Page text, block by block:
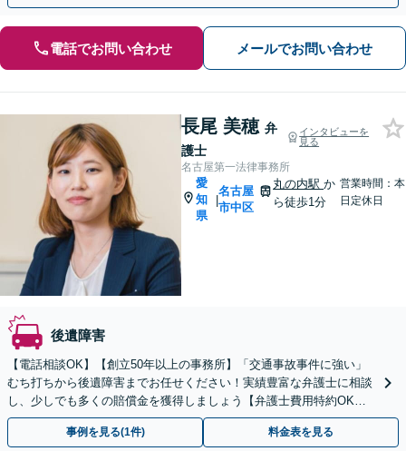
電話でお問い合わせ メールでお問い合わせ
長尾 美穂 弁
護士
インタビューを
見る
名古屋第一法律事務所
愛
知
県
|
名古屋
市中区
丸の内駅か
ら徒歩1分
営業時間：本
日定休日
後遺障害
【電話相談OK】【創立50年以上の事務所】「交通事故事件に強い」
むち打ちから後遺障害までお任せください！実績豊富な弁護士に相談
し、少しでも多くの賠償金を獲得しましょう【弁護士費用特約OK】
「複雑な案件は複数の弁護士で対応」【初回相談無料】
事例を見る(1件) 料金表を見る